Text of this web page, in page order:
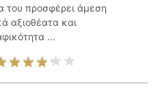
του προσφέρει άμεση
αξιοθέατα και
...